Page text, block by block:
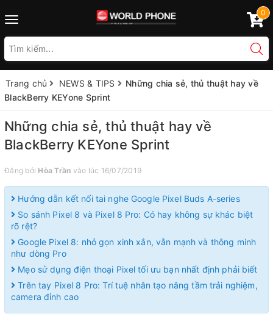
Toggle
0
Trang chủ NEWS & TIPS
Những chia sẻ, thủ thuật hay về
BlackBerry KEYone Sprint
Những chia sẻ, thủ thuật hay về
BlackBerry KEYone Sprint
Đăng bởi Hòa Trần vào lúc 16/07/2019
Hướng dẫn kết nối tai nghe Google Pixel Buds A-series
So sánh Pixel 8 và Pixel 8 Pro: Có hay không sự khác biệt
rõ rệt?
Google Pixel 8: nhỏ gọn xinh xắn, vẫn mạnh và thông minh
như dòng Pro
Mẹo sử dụng điện thoại Pixel tối ưu bạn nhất định phải biết
Trên tay Pixel 8 Pro: Trí tuệ nhân tạo nâng tầm trải nghiệm,
camera đỉnh cao